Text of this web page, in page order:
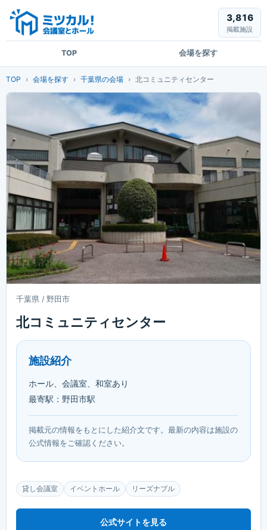
TOP 会場を探す
3,816
掲載施設
TOP 会場を探す 千葉県の会場 北コミュニティセンター
千葉県 / 野田市
北コミュニティセンター
施設紹介
ホール、会議室、和室あり
最寄駅：野田市駅
掲載元の情報をもとにした紹介文です。最新の内容は施設の
公式情報をご確認ください。
貸し会議室 イベントホール リーズナブル
公式サイトを見る